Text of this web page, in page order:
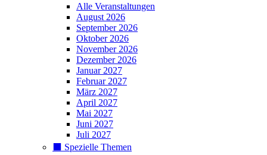
Alle Veranstaltungen
August 2026
September 2026
Oktober 2026
November 2026
Dezember 2026
Januar 2027
Februar 2027
März 2027
April 2027
Mai 2027
Juni 2027
Juli 2027
⬛️ Spezielle Themen